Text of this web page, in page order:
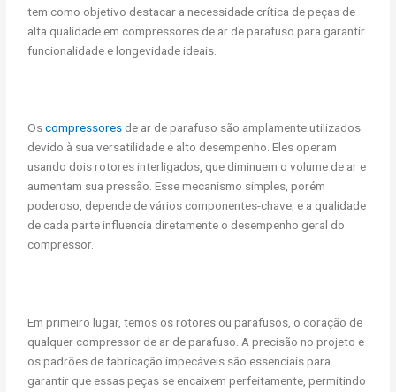
tem como objetivo destacar a necessidade crítica de peças de
alta qualidade em compressores de ar de parafuso para garantir
funcionalidade e longevidade ideais.
Oscompressoresde ar de parafuso são amplamente utilizados
devido à sua versatilidade e alto desempenho. Eles operam
usando dois rotores interligados, que diminuem o volume de ar e
aumentam sua pressão. Esse mecanismo simples, porém
poderoso, depende de vários componentes-chave, e a qualidade
de cada parte influencia diretamente o desempenho geral do
compressor.
Em primeiro lugar, temos os rotores ou parafusos, o coração de
qualquer compressor de ar de parafuso. A precisão no projeto e
os padrões de fabricação impecáveis são essenciais para
garantir que essas peças se encaixem perfeitamente, permitindo